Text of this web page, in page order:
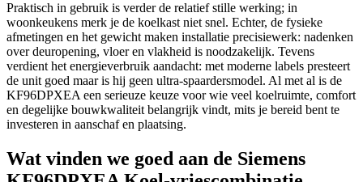
Praktisch in gebruik is verder de relatief stille werking; in
woonkeukens merk je de koelkast niet snel. Echter, de fysieke
afmetingen en het gewicht maken installatie precisiewerk: nadenken
over deuropening, vloer en vlakheid is noodzakelijk. Tevens
verdient het energieverbruik aandacht: met moderne labels presteert
de unit goed maar is hij geen ultra-spaardersmodel. Al met al is de
KF96DPXEA een serieuze keuze voor wie veel koelruimte, comfort
en degelijke bouwkwaliteit belangrijk vindt, mits je bereid bent te
investeren in aanschaf en plaatsing.
Wat vinden we goed aan de Siemens